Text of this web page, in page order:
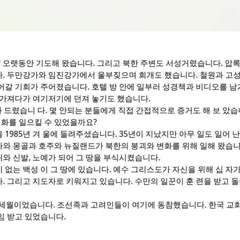
랫동안 기도해 왔습니다. 그리고 북한 주변도 서성거렸습니다.
두만강가와 임진강가에서 울부짖으며 회개도 했습니다. 철원과 고
기회가 주어졌습니다. 호텔 방 안에 일부러 성경책과 비디오를
져다가 여기저기에 던져 놓기도 했습니다.
렸습니 다. 몇 안되는 분들에게 직접 간접적으로 증거도 해 보 았
를 일으킬 수 있었을까요?
년 겨 울에 들려주셨습니다. 35년이 지났지만 아무 일도 일어
몽골과 호주와 뉴질랜드가 북한의 붕괴와 변화를 위해 일해 왔습
신발, 노예가 되어 그 땅을 부식시켰습니다.
는 백성 이 그 땅에 있습니다. 예수 그리스도가 자신을 위해 십 자
그리고 지도자로 키워지고 있습니다. 수만의 일꾼이 훈 련을 받고
월이었습니다. 조선족과 고려인들이 여기에 동참했습니다. 한국
받고 있었습니다.